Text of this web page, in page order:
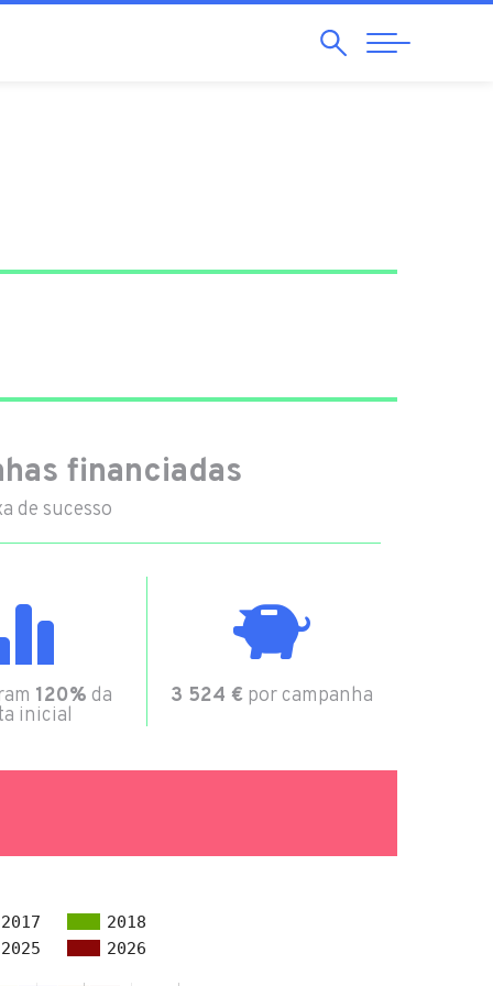
Pesquisar
Abrir
Navegação
financiadas
de sucesso
120% da
inicial
3 524 € por campanha
2017
2018
2025 2026